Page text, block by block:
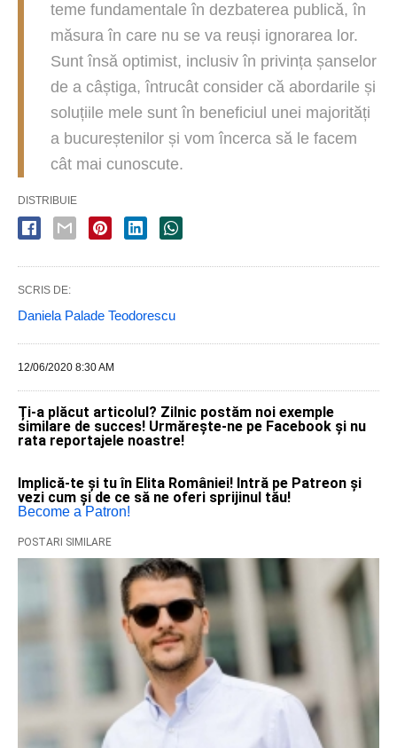
teme fundamentale în dezbaterea publică, în
măsura în care nu se va reuși ignorarea lor.
Sunt însă optimist, inclusiv în privința șanselor
de a câștiga, întrucât consider că abordarile și
soluțiile mele sunt în beneficiul unei majorități
a bucureștenilor și vom încerca să le facem
cât mai cunoscute.
DISTRIBUIE
SCRIS DE:
Daniela Palade Teodorescu
12/06/2020 8:30 AM
Ți-a plăcut articolul? Zilnic postăm noi exemple
similare de succes! Urmărește-ne pe Facebook și nu
rata reportajele noastre!
Implică-te și tu în Elita României! Intră pe Patreon și
vezi cum și de ce să ne oferi sprijinul tău!
Become a Patron!
POSTARI SIMILARE